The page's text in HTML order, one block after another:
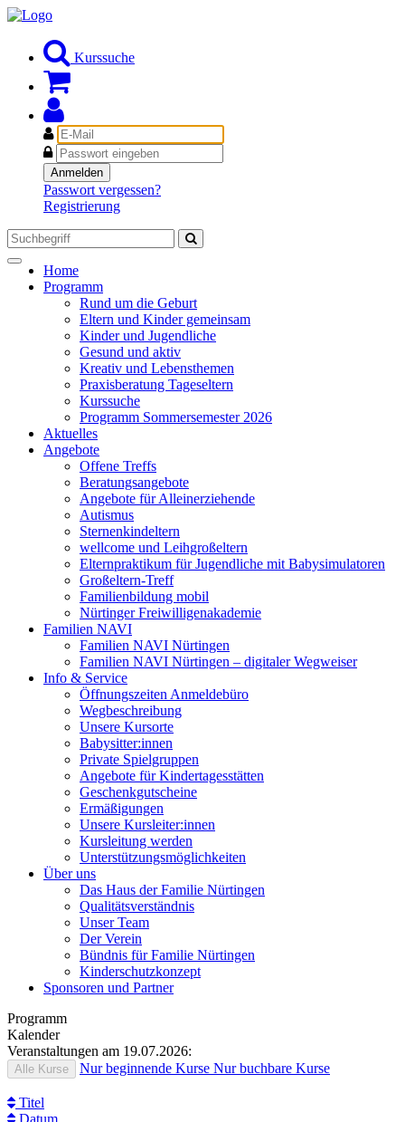
Kurssuche
E-
Mail
Passwort
Anmelden
Passwort vergessen?
Registrierung
Toggle
navigation
Home
Programm
Rund um die Geburt
Eltern und Kinder gemeinsam
Kinder und Jugendliche
Gesund und aktiv
Kreativ und Lebensthemen
Praxisberatung Tageseltern
Kurssuche
Programm Sommersemester 2026
Aktuelles
Angebote
Offene Treffs
Beratungsangebote
Angebote für Alleinerziehende
Autismus
Sternenkindeltern
wellcome und Leihgroßeltern
Elternpraktikum für Jugendliche mit Babysimulatoren
Großeltern-Treff
Familienbildung mobil
Nürtinger Freiwilligenakademie
Familien NAVI
Familien NAVI Nürtingen
Familien NAVI Nürtingen – digitaler Wegweiser
Info & Service
Öffnungszeiten Anmeldebüro
Wegbeschreibung
Unsere Kursorte
Babysitter:innen
Private Spielgruppen
Angebote für Kindertagesstätten
Geschenkgutscheine
Ermäßigungen
Unsere Kursleiter:innen
Kursleitung werden
Unterstützungsmöglichkeiten
Über uns
Das Haus der Familie Nürtingen
Qualitätsverständnis
Unser Team
Der Verein
Bündnis für Familie Nürtingen
Kinderschutzkonzept
Sponsoren und Partner
Programm
Kalender
Veranstaltungen am 19.07.2026:
Alle Kurse Nur beginnende Kurse Nur buchbare Kurse
Titel
Datum